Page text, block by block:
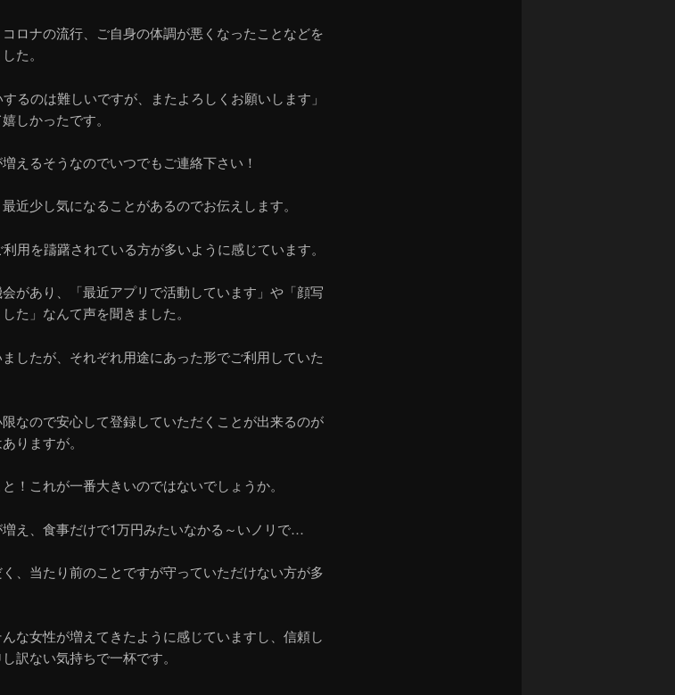
ロナの流行、ご自身の体調が悪くなったことなどを
た。
るのは難しいですが、またよろしくお願いします」
しかったです。
えるそうなのでいつでもご連絡下さい！
近少し気になることがあるのでお伝えします。
用を躊躇されている方が多いように感じています。
があり、「最近アプリで活動しています」や「顔写
た」なんて声を聞きました。
したが、それぞれ用途にあった形でご利用していた
なので安心して登録していただくことが出来るのが
りますが。
！これが一番大きいのではないでしょうか。
え、食事だけで1万円みたいなかる～いノリで…
、当たり前のことですが守っていただけない方が多
な女性が増えてきたように感じていますし、信頼し
訳ない気持ちで一杯です。